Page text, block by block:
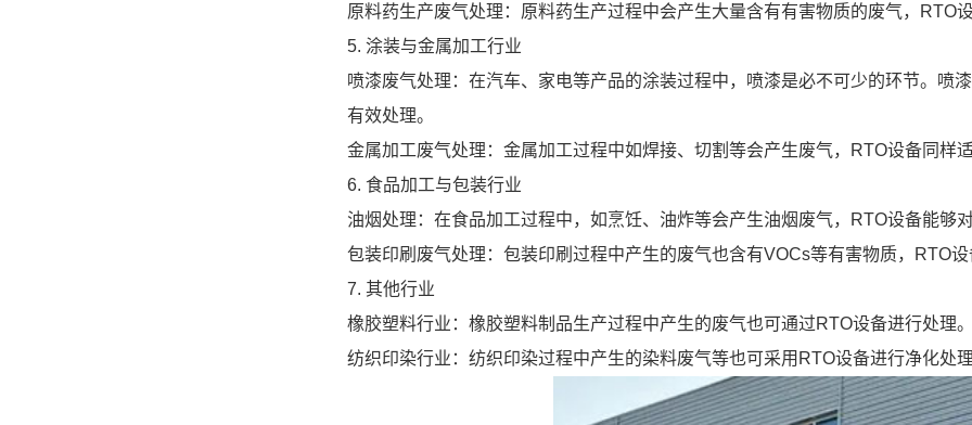
原料药生产废气处理：原料药生产过程中会产生大量含有有害物质的废气，RTO
5. 涂装与金属加工行业
喷漆废气处理：在汽车、家电等产品的涂装过程中，喷漆是必不可少的环节。喷
有效处理。
金属加工废气处理：金属加工过程中如焊接、切割等会产生废气，RTO设备同样
6. 食品加工与包装行业
油烟处理：在食品加工过程中，如烹饪、油炸等会产生油烟废气，RTO设备能够
包装印刷废气处理：包装印刷过程中产生的废气也含有VOCs等有害物质，RTO
7. 其他行业
橡胶塑料行业：橡胶塑料制品生产过程中产生的废气也可通过RTO设备进行处理
纺织印染行业：纺织印染过程中产生的染料废气等也可采用RTO设备进行净化处